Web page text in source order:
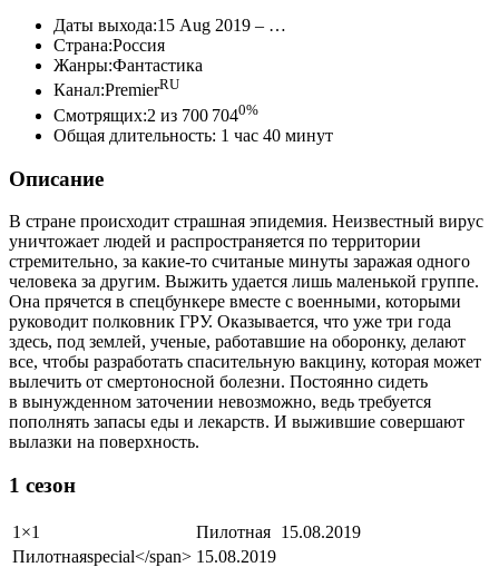
Даты выхода:15 Aug 2019 – …
Страна:Россия
Жанры:Фантастика
Канал:PremierRU
Смотрящих:2 из 700 7040%
Общая длительность: 1 час 40 минут
Описание
В стране происходит страшная эпидемия. Неизвестный вирус
уничтожает людей и распространяется по территории
стремительно, за какие-то считаные минуты заражая одного
человека за другим. Выжить удается лишь маленькой группе.
Она прячется в спецбункере вместе с военными, которыми
руководит полковник ГРУ. Оказывается, что уже три года
здесь, под землей, ученые, работавшие на оборонку, делают
все, чтобы разработать спасительную вакцину, которая может
вылечить от смертоносной болезни. Постоянно сидеть
в вынужденном заточении невозможно, ведь требуется
пополнять запасы еды и лекарств. И выжившие совершают
вылазки на поверхность.
1 сезон
1×1 Пилотная 15.08.2019
Пилотнаяspecial</span> 15.08.2019